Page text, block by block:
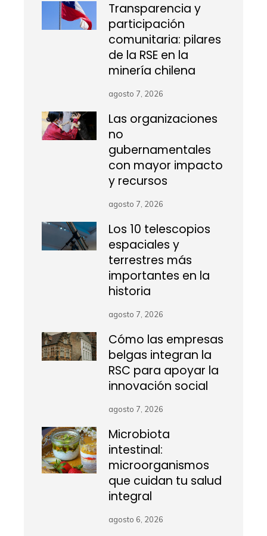
Transparencia y
participación
comunitaria: pilares
de la RSE en la
minería chilena
agosto 7, 2026
Las organizaciones
no
gubernamentales
con mayor impacto
y recursos
agosto 7, 2026
Los 10 telescopios
espaciales y
terrestres más
importantes en la
historia
agosto 7, 2026
Cómo las empresas
belgas integran la
RSC para apoyar la
innovación social
agosto 7, 2026
Microbiota
intestinal:
microorganismos
que cuidan tu salud
integral
agosto 6, 2026